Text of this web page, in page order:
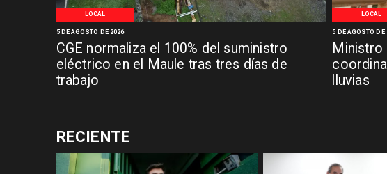
LOCAL
CGE normaliza el 100% del suministro
eléctrico en el Maule tras tres días de
trabajo
5 DE AGOSTO DE 2026
LOCAL
Ministro
lluvias
5 DE AGOSTO DE
RECIENTE